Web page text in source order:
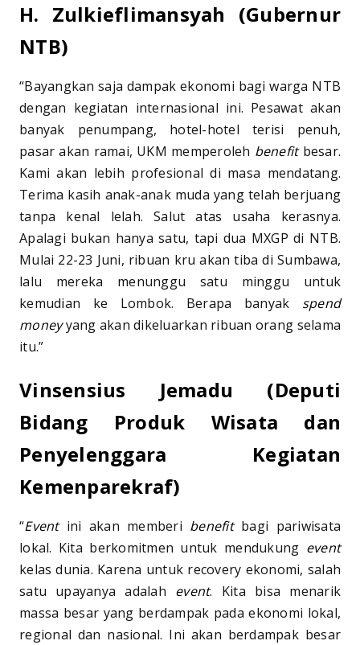
H. Zulkieflimansyah (Gubernur
NTB)
“Bayangkan saja dampak ekonomi bagi warga NTB
dengan kegiatan internasional ini. Pesawat akan
banyak penumpang, hotel-hotel terisi penuh,
pasar akan ramai, UKM memperoleh benefitbesar.
Kami akan lebih profesional di masa mendatang.
Terima kasih anak-anak muda yang telah berjuang
tanpa kenal lelah. Salut atas usaha kerasnya.
Apalagi bukan hanya satu, tapi dua MXGP di NTB.
Mulai 22-23 Juni, ribuan kru akan tiba di Sumbawa,
lalu mereka menunggu satu minggu untuk
kemudian ke Lombok. Berapa banyak spend
moneyyang akan dikeluarkan ribuan orang selama
itu.”
Vinsensius Jemadu (Deputi
Bidang Produk Wisata dan
Penyelenggara Kegiatan
Kemenparekraf)
“Eventini akan memberi benefitbagi pariwisata
lokal. Kita berkomitmen untuk mendukung event
kelas dunia. Karena untuk recovery ekonomi, salah
satu upayanya adalah event. Kita bisa menarik
massa besar yang berdampak pada ekonomi lokal,
regional dan nasional. Ini akan berdampak besar